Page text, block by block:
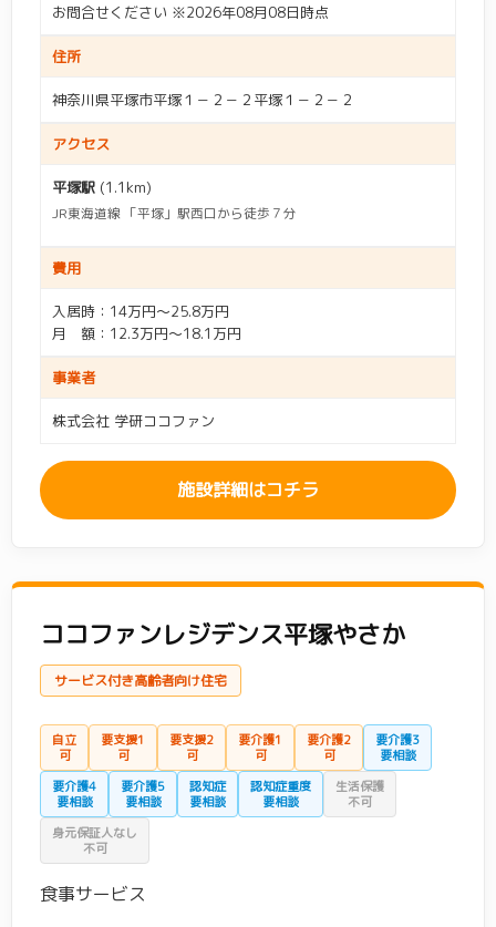
お問合せください ※2026年08月08日時点
住所
神奈川県平塚市平塚１－２－２平塚１－２－２
アクセス
平塚駅 (1.1km)
JR東海道線 「平塚」駅西口から徒歩７分
費用
入居時：14万円～25.8万円
月 額：12.3万円～18.1万円
事業者
株式会社 学研ココファン
施設詳細はコチラ
ココファンレジデンス平塚やさか
サービス付き高齢者向け住宅
自立
可
要支援1
可
要支援2
可
要介護1
可
要介護2
可
要介護3
要相談
要介護4
要相談
要介護5
要相談
認知症
要相談
認知症重度
要相談
生活保護
不可
身元保証人なし
不可
食事サービス